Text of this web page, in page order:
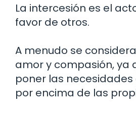
La intercesión es el
favor de otros.
A menudo se
amor y compasión, ya
poner las
por encima de las